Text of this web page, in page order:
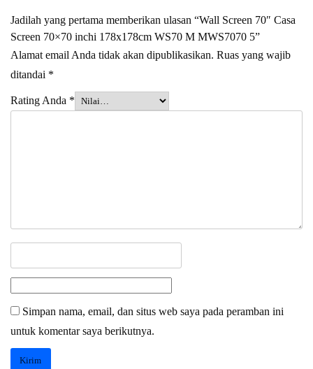
Jadilah yang pertama memberikan ulasan “Wall Screen 70″ Casa
Screen 70×70 inchi 178x178cm WS70 M MWS7070 5”
Alamat email Anda tidak akan dipublikasikan. Ruas yang wajib
ditandai *
Rating Anda *
Simpan nama, email, dan situs web saya pada peramban ini
untuk komentar saya berikutnya.